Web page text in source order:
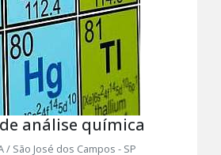
análise química
/ São José dos Campos - SP